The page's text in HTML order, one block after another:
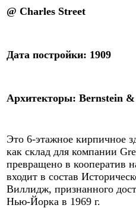
@ Charles Street
Дата постройки: 1909
Архитекторы: Bernstein
Это 6-этажное кирпичное
как склад для компании
превращено в кооператив
входит в состав
Виллидж, признанного
Нью-Йорка в 1969 г.